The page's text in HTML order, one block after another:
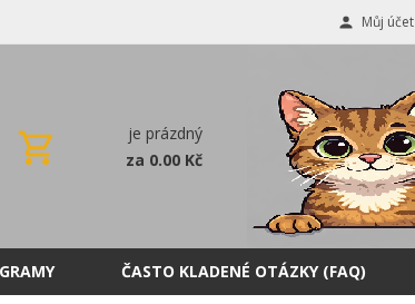
Můj účet
je prázdný
za 0.00 Kč
ČASTO KLADENÉ OTÁZKY (FAQ)